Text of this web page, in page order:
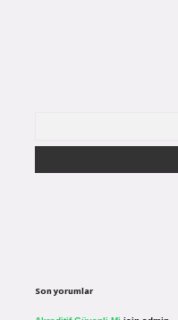
Son yorumlar